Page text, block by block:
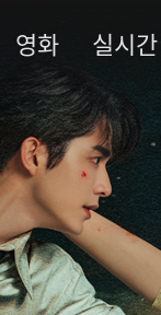
영화 실시간